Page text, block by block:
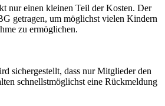
nur einen kleinen Teil der Kosten. Der
getragen, um möglichst vielen Kindern
zu ermöglichen.
sichergestellt, dass nur Mitglieder den
schnellstmöglichst eine Rückmeldung